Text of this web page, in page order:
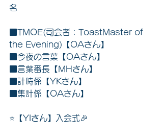
名
■TMOE(司会者：ToastMaster of
the Evening)【OAさん】
■今夜の言葉【OAさん】
■言葉番長【MHさん】
■計時係【YKさん】
■集計係【OAさん】
⭐️【YIさん】入会式🎉